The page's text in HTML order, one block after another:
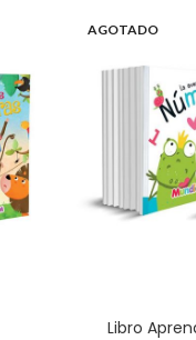
AGOTADO
Libro